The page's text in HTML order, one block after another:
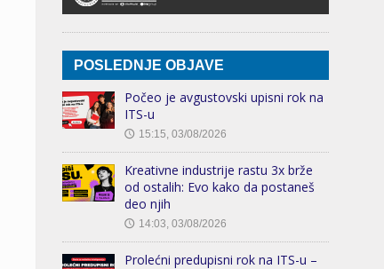
POSLEDNJE OBJAVE
Počeo je avgustovski upisni rok na
ITS-u
🕔 15:15, 03/08/2026
Kreativne industrije rastu 3x brže
od ostalih: Evo kako da postaneš
deo njih
🕔 14:03, 03/08/2026
Prolećni predupisni rok na ITS-u –